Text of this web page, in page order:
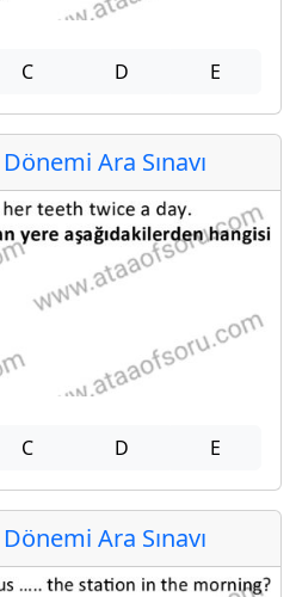
C D E
Ara Sınavı
C D E
Ara Sınavı